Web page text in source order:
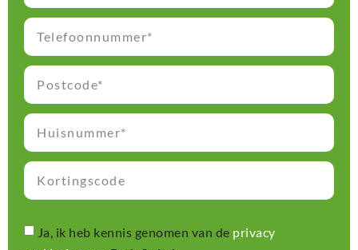
Ja, ik heb kennis genomen van de privacy